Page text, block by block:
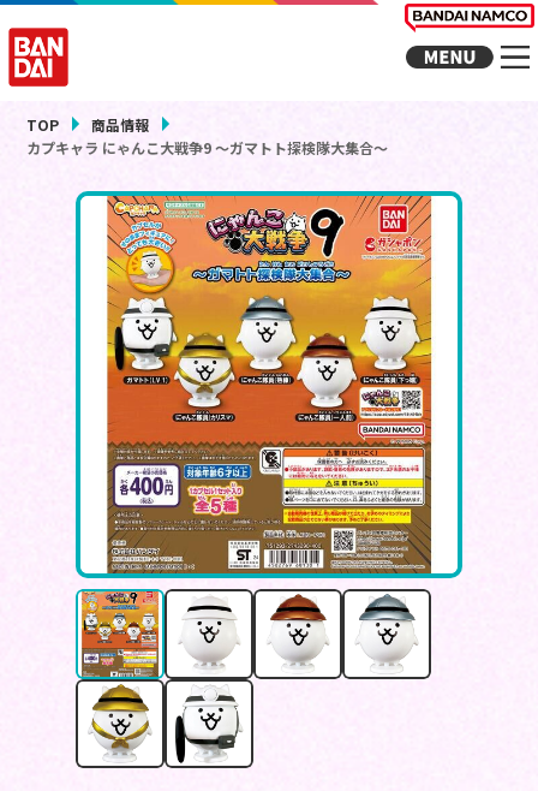
TOP
商品情報
カプキャラ にゃんこ大戦争9 ～ガマトト探検隊大集合～